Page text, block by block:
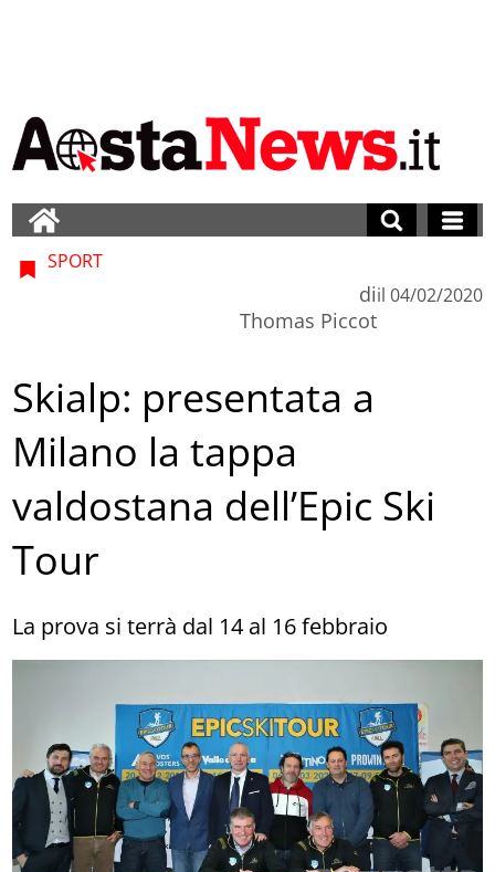
SPORT
di
Thomas Piccot
il 04/02/2020
Skialp: presentata a
Milano la tappa
valdostana dell’Epic Ski
Tour
La prova si terrà dal 14 al 16 febbraio